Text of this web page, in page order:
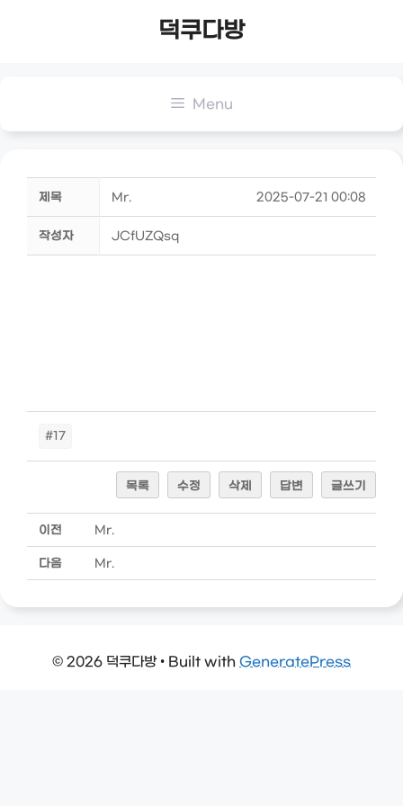
덕쿠다방
Menu
제목 Mr. 2025-07-21 00:08
작성자 JCfUZQsq
#17
목록 수정 삭제 답변 글쓰기
이전 Mr.
다음 Mr.
© 2026 덕쿠다방• Built with GeneratePress